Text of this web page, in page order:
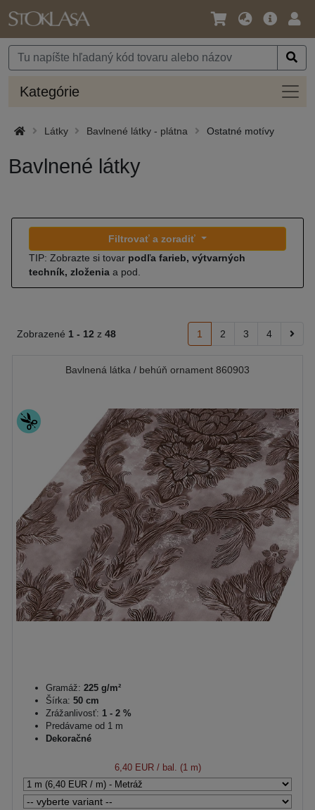
Jazyk
Mena
Hlavná
Kategórie
Látky Bavlnené látky - plátna Ostatné motívy
Bavlnené látky
Filtrovať a zoradiť
TIP: Zobrazte si tovar podľa farieb, výtvarných
techník, zloženia a pod.
Zobrazené 1 - 12 z 48 1 2 3 4
Bavlnená látka / behúň ornament 860903
Gramáž: 225 g/m²
Šírka: 50 cm
Zrážanlivosť: 1 - 2 %
Predávame od 1 m
Dekoračné
6,40 EUR/ bal. (1 m)